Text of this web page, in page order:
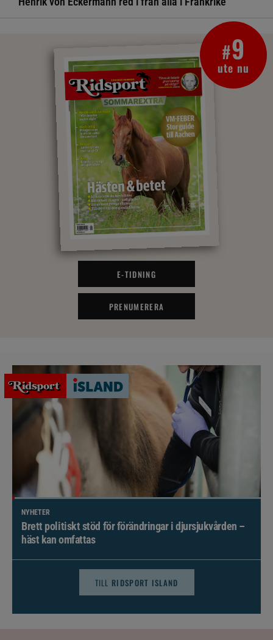
#9
ute nu
E-TIDNING
PRENUMERERA
NYHETER
Brett politiskt stöd för förändringar i djursjukvården –
häst kan omfattas
TILL RIDSPORT ISLAND